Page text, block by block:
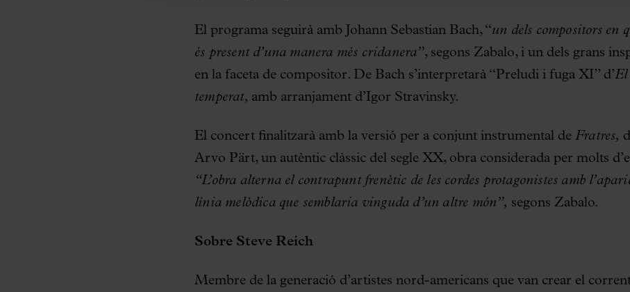
El programa seguirà amb Johann Sebastian Bach, “un dels compositors en
és present d’una manera més cridanera”, segons Zabalo, i un dels grans
en la faceta de compositor. De Bach s’interpretarà “Preludi i fuga XI” d’El
temperat, amb arranjament d’Igor Stravinsky.
El concert finalitzarà amb la versió per a conjunt instrumental de Fratres,
Arvo Pärt, un autèntic clàssic del segle XX, obra considerada per molts
“L’obra alterna el contrapunt frenètic de les cordes protagonistes amb
línia melòdica que semblaria vinguda d’un altre món”, segons Zabalo.
Sobre Steve Reich
Membre de la generació d’artistes nord-americans que van crear el